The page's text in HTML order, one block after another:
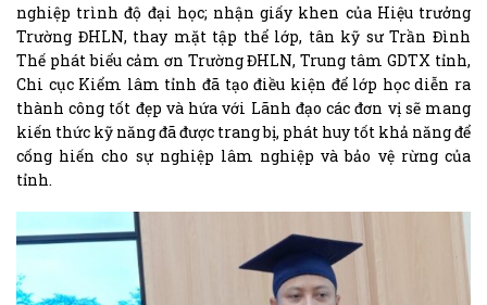
nghiệp trình độ đại học; nhận giấy khen của Hiệu trưởng
Trường ĐHLN, thay mặt tập thể lớp, tân kỹ sư Trần Đình
Thế phát biểu cảm ơn Trường ĐHLN, Trung tâm GDTX tỉnh,
Chi cục Kiểm lâm tỉnh đã tạo điều kiện để lớp học diễn ra
thành công tốt đẹp và hứa với Lãnh đạo các đơn vị sẽ mang
kiến thức kỹ năng đã được trang bị, phát huy tốt khả năng để
cống hiến cho sự nghiệp lâm nghiệp và bảo vệ rừng của
tỉnh.